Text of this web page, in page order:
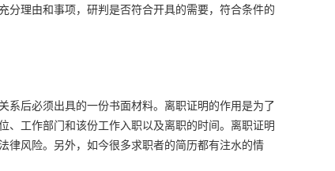
理由和事项，研判是否符合开具的需要，符合条件的
系后必须出具的一份书面材料。离职证明的作用是为了
工作部门和该份工作入职以及离职的时间。离职证明
律风险。另外，如今很多求职者的简历都有注水的情